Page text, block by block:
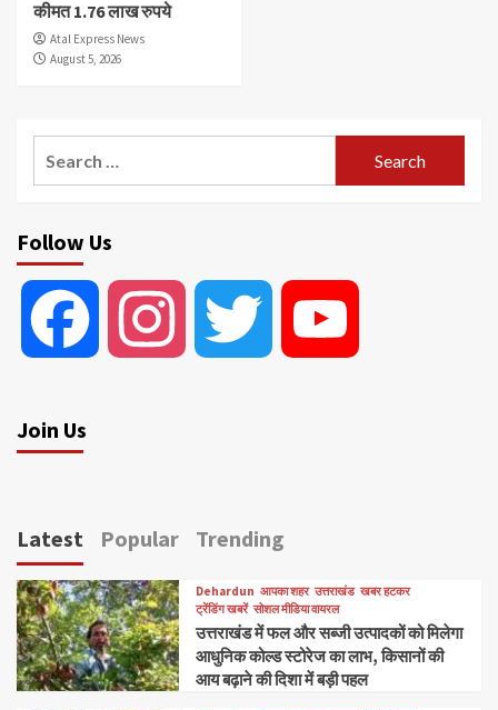
कीमत 1.76 लाख रुपये
Atal Express News
August 5, 2026
Follow Us
Facebook Instagram Twitter
Join Us
Latest Popular Trending
Dehardun आपका शहर उत्तराखंड खबर हटकर
ट्रेंडिंग खबरें सोशल मीडिया वायरल
उत्तराखंड में फल और सब्जी उत्पादकों को मिलेगा
आधुनिक कोल्ड स्टोरेज का लाभ, किसानों की
आय बढ़ाने की दिशा में बड़ी पहल